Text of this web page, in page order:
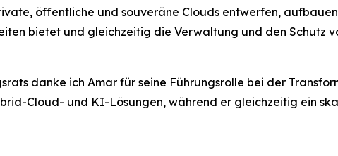
öffentliche und souveräne Clouds entwerfen,
bietet und gleichzeitig die Verwaltung und den Schutz
danke ich Amar für seine Führungsrolle bei der
Cloud- und KI-Lösungen, während er gleichzeitig ein